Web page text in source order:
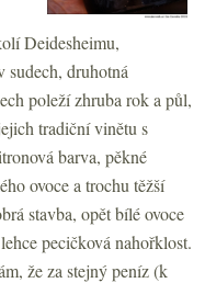
Deidesheimu,
sudech, druhotná
poleží zhruba rok a půl,
tradiční vinětu s
barva, pěkné
ovoce a trochu těžší
stavba, opět bílé ovoce
pecičková nahořklost.
že za stejný peníz (k